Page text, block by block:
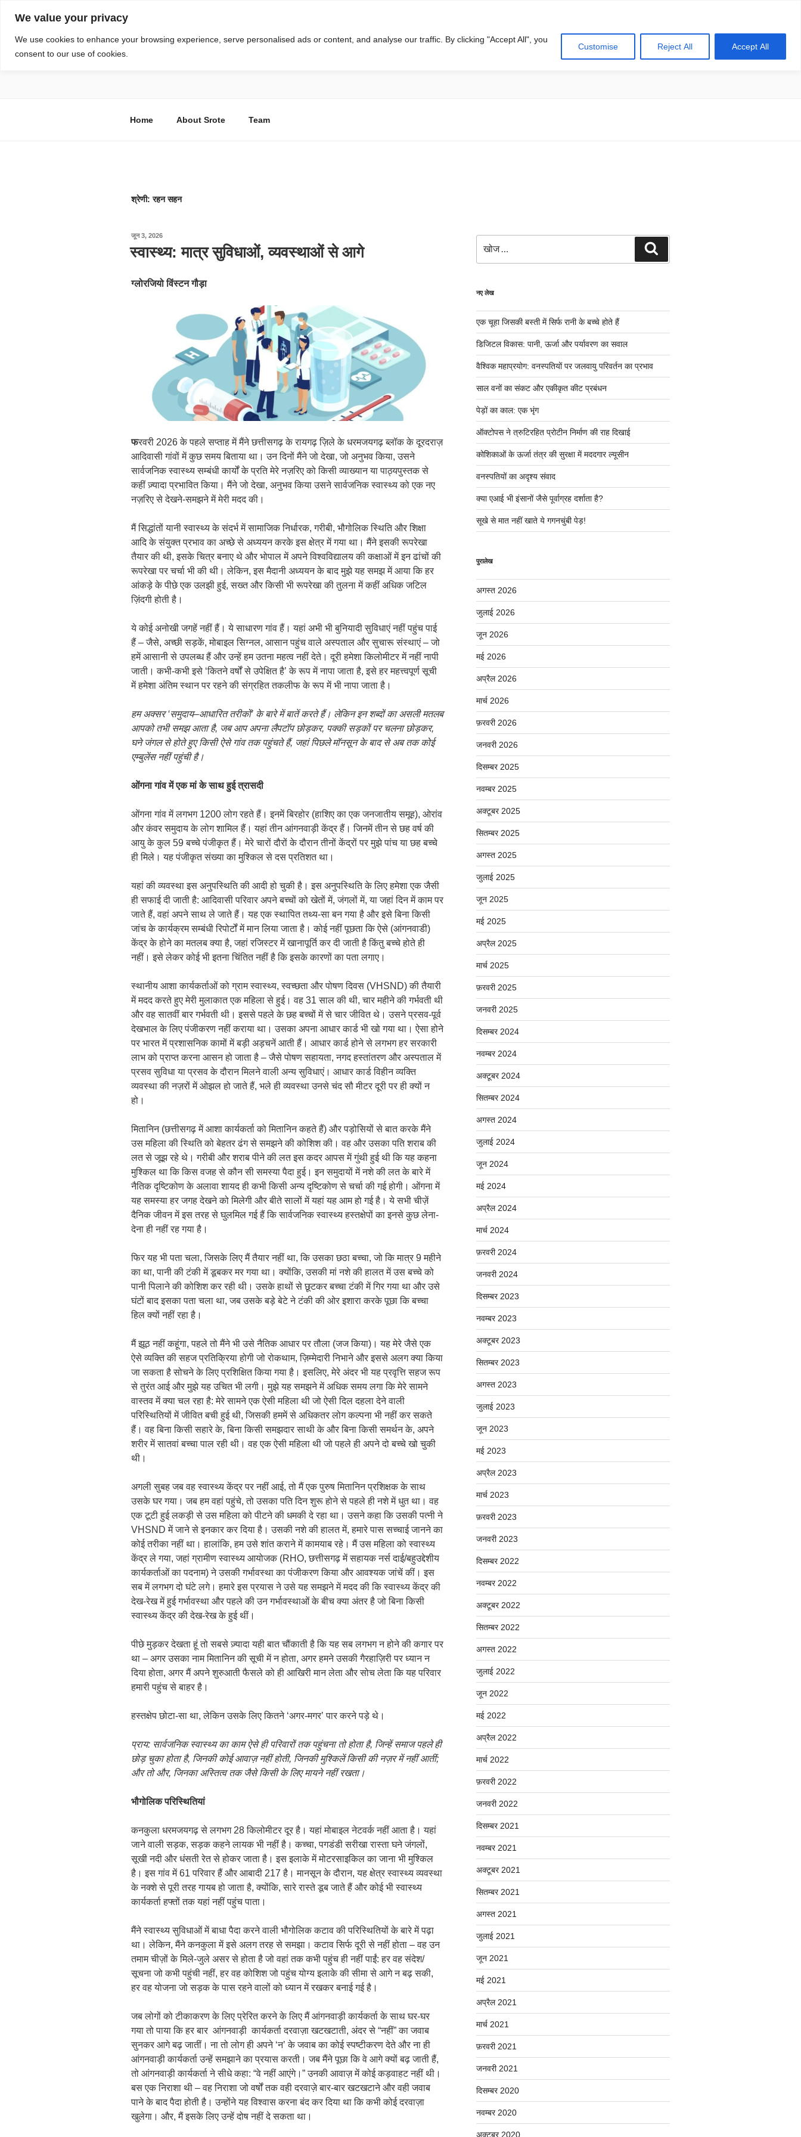
We value your privacy
We use cookies to enhance your browsing experience, serve personalised ads or content, and analyse our traffic. By clicking "Accept All", you
consent to our use of cookies.
Customise Reject All Accept All
स्रोत
Home About Srote Team
श्रेणी:रहन सहन
जून 3, 2026पर
किया
स्वास्थ्य: मात्र सुविधाओं, व्यवस्थाओं से आगे
ग्लोरजियो विंस्टन गौड़ा
फरवरी 2026 के पहले सप्ताह में मैंने छत्तीसगढ़ के रायगढ़ ज़िले के धरमजयगढ़ ब्लॉक के दूरदराज़
आदिवासी गांवों में कुछ समय बिताया था। उन दिनों मैंने जो देखा, जो अनुभव किया, उसने
सार्वजनिक स्वास्थ्य सम्बंधी कार्यों के प्रति मेरे नज़रिए को किसी व्याख्यान या पाठ्यपुस्तक से
कहीं ज़्यादा प्रभावित किया। मैंने जो देखा, अनुभव किया उसने सार्वजनिक स्वास्थ्य को एक नए
नज़रिए से देखने-समझने में मेरी मदद की।
मैं सिद्धांतों यानी स्वास्थ्य के संदर्भ में सामाजिक निर्धारक, गरीबी, भौगोलिक स्थिति और शिक्षा
आदि के संयुक्त प्रभाव का अच्छे से अध्ययन करके इस क्षेत्र में गया था। मैंने इसकी रूपरेखा
तैयार की थी, इसके चित्र बनाए थे और भोपाल में अपने विश्वविद्यालय की कक्षाओं में इन ढांचों की
रूपरेखा पर चर्चा भी की थी। लेकिन, इस मैदानी अध्ययन के बाद मुझे यह समझ में आया कि हर
आंकड़े के पीछे एक उलझी हुई, सख्त और किसी भी रूपरेखा की तुलना में कहीं अधिक जटिल
ज़िंदगी होती है।
ये कोई अनोखी जगहें नहीं हैं। ये साधारण गांव हैं। यहां अभी भी बुनियादी सुविधाएं नहीं पहुंच पाई
हैं – जैसे, अच्छी सड़कें, मोबाइल सिग्नल, आसान पहुंच वाले अस्पताल और सुचारू संस्थाएं – जो
हमें आसानी से उपलब्ध हैं और उन्हें हम उतना महत्व नहीं देते। दूरी हमेशा किलोमीटर में नहीं नापी
जाती। कभी-कभी इसे ‘कितने वर्षों से उपेक्षित है’ के रूप में नापा जाता है, इसे हर महत्त्वपूर्ण सूची
में हमेशा अंतिम स्थान पर रहने की संग्रहित तकलीफ के रूप में भी नापा जाता है।
हम अक्सर‘समुदाय–आधारित तरीकों’ के बारे में बातें करते हैं। लेकिन इन शब्दों का असली मतलब
आपको तभी समझ आता है, जब आप अपना लैपटॉप छोड़कर, पक्की सड़कों पर चलना छोड़कर,
घने जंगल से होते हुए किसी ऐसे गांव तक पहुंचते हैं, जहां पिछले मॉनसून के बाद से अब तक कोई
एम्बुलेंस नहीं पहुंची है।
ओंगना गांव में एक मां के साथ हुई त्रासदी
ओंगना गांव में लगभग 1200 लोग रहते हैं। इनमें बिरहोर (हाशिए का एक जनजातीय समूह), ओरांव
और कंवर समुदाय के लोग शामिल हैं। यहां तीन आंगनवाड़ी केंद्र हैं। जिनमें तीन से छह वर्ष की
आयु के कुल 59 बच्चे पंजीकृत हैं। मेरे चारों दौरों के दौरान तीनों केंद्रों पर मुझे पांच या छह बच्चे
ही मिले। यह पंजीकृत संख्या का मुश्किल से दस प्रतिशत था।
यहां की व्यवस्था इस अनुपस्थिति की आदी हो चुकी है। इस अनुपस्थिति के लिए हमेशा एक जैसी
ही सफाई दी जाती है: आदिवासी परिवार अपने बच्चों को खेतों में, जंगलों में, या जहां दिन में काम पर
जाते हैं, वहां अपने साथ ले जाते हैं। यह एक स्थापित तथ्य-सा बन गया है और इसे बिना किसी
जांच के कार्यक्रम सम्बंधी रिपोर्टों में मान लिया जाता है। कोई नहीं पूछता कि ऐसे (आंगनवाडी)
केंद्र के होने का मतलब क्या है, जहां रजिस्टर में खानापूर्ति कर दी जाती है किंतु बच्चे होते ही
नहीं। इसे लेकर कोई भी इतना चिंतित नहीं है कि इसके कारणों का पता लगाए।
स्थानीय आशा कार्यकर्ताओं को ग्राम स्वास्थ्य, स्वच्छता और पोषण दिवस (VHSND) की तैयारी
में मदद करते हुए मेरी मुलाकात एक महिला से हुई। वह 31 साल की थी, चार महीने की गर्भवती थी
और वह सातवीं बार गर्भवती थी। इससे पहले के छह बच्चों में से चार जीवित थे। उसने प्रसव-पूर्व
देखभाल के लिए पंजीकरण नहीं कराया था। उसका अपना आधार कार्ड भी खो गया था। ऐसा होने
पर भारत में प्रशासनिक कामों में बड़ी अड़चनें आती हैं। आधार कार्ड होने से लगभग हर सरकारी
लाभ को प्राप्त करना आसन हो जाता है – जैसे पोषण सहायता, नगद हस्तांतरण और अस्पताल में
प्रसव सुविधा या प्रसव के दौरान मिलने वाली अन्य सुविधाएं। आधार कार्ड विहीन व्यक्ति
व्यवस्था की नज़रों में ओझल हो जाते हैं, भले ही व्यवस्था उनसे चंद सौ मीटर दूरी पर ही क्यों न
हो।
मितानिन (छत्तीसगढ़ में आशा कार्यकर्ता को मितानिन कहते हैं) और पड़ोसियों से बात करके मैंने
उस महिला की स्थिति को बेहतर ढंग से समझने की कोशिश की। वह और उसका पति शराब की
लत से जूझ रहे थे। गरीबी और शराब पीने की लत इस कदर आपस में गुंथी हुई थी कि यह कहना
मुश्किल था कि किस वजह से कौन सी समस्या पैदा हुई। इन समुदायों में नशे की लत के बारे में
नैतिक दृष्टिकोण के अलावा शायद ही कभी किसी अन्य दृष्टिकोण से चर्चा की गई होगी। ओंगना में
यह समस्या हर जगह देखने को मिलेगी और बीते सालों में यहां यह आम हो गई है। ये सभी चीज़ें
दैनिक जीवन में इस तरह से घुलमिल गई हैं कि सार्वजनिक स्वास्थ्य हस्तक्षेपों का इनसे कुछ लेना-
देना ही नहीं रह गया है।
फिर यह भी पता चला, जिसके लिए मैं तैयार नहीं था, कि उसका छठा बच्चा, जो कि मात्र 9 महीने
का था, पानी की टंकी में डूबकर मर गया था। क्योंकि, उसकी मां नशे की हालत में उस बच्चे को
पानी पिलाने की कोशिश कर रही थी। उसके हाथों से छूटकर बच्चा टंकी में गिर गया था और उसे
घंटों बाद इसका पता चला था, जब उसके बड़े बेटे ने टंकी की ओर इशारा करके पूछा कि बच्चा
हिल क्यों नहीं रहा है।
मैं झूठ नहीं कहूंगा, पहले तो मैंने भी उसे नैतिक आधार पर तौला (जज किया)। यह मेरे जैसे एक
ऐसे व्यक्ति की सहज प्रतिक्रिया होगी जो रोकथाम, ज़िम्मेदारी निभाने और इससे अलग क्या किया
जा सकता है सोचने के लिए प्रशिक्षित किया गया है। इसलिए, मेरे अंदर भी यह प्रवृत्ति सहज रूप
से तुरंत आई और मुझे यह उचित भी लगी। मुझे यह समझने में अधिक समय लगा कि मेरे सामने
वास्तव में क्या चल रहा है: मेरे सामने एक ऐसी महिला थी जो ऐसी दिल दहला देने वाली
परिस्थितियों में जीवित बची हुई थी, जिसकी हममें से अधिकतर लोग कल्पना भी नहीं कर सकते
हैं। वह बिना किसी सहारे के, बिना किसी समझदार साथी के और बिना किसी समर्थन के, अपने
शरीर में सातवां बच्चा पाल रही थी। वह एक ऐसी महिला थी जो पहले ही अपने दो बच्चे खो चुकी
थी।
अगली सुबह जब वह स्वास्थ्य केंद्र पर नहीं आई, तो मैं एक पुरुष मितानिन प्रशिक्षक के साथ
उसके घर गया। जब हम वहां पहुंचे, तो उसका पति दिन शुरू होने से पहले ही नशे में धुत था। वह
एक टूटी हुई लकड़ी से उस महिला को पीटने की धमकी दे रहा था। उसने कहा कि उसकी पत्नी ने
VHSND में जाने से इनकार कर दिया है। उसकी नशे की हालत में, हमारे पास सच्चाई जानने का
कोई तरीका नहीं था। हालांकि, हम उसे शांत कराने में कामयाब रहे। मैं उस महिला को स्वास्थ्य
केंद्र ले गया, जहां ग्रामीण स्वास्थ्य आयोजक (RHO, छत्तीसगढ़ में सहायक नर्स दाई/बहुउद्देशीय
कार्यकर्ताओं का पदनाम) ने उसकी गर्भावस्था का पंजीकरण किया और आवश्यक जांचें कीं। इस
सब में लगभग दो घंटे लगे। हमारे इस प्रयास ने उसे यह समझने में मदद की कि स्वास्थ्य केंद्र की
देख-रेख में हुई गर्भावस्था और पहले की उन गर्भावस्थाओं के बीच क्या अंतर है जो बिना किसी
स्वास्थ्य केंद्र की देख-रेख के हुई थीं।
पीछे मुड़कर देखता हूं तो सबसे ज़्यादा यही बात चौंकाती है कि यह सब लगभग न होने की कगार पर
था – अगर उसका नाम मितानिन की सूची में न होता, अगर हमने उसकी गैरहाज़िरी पर ध्यान न
दिया होता, अगर मैं अपने शुरुआती फैसले को ही आखिरी मान लेता और सोच लेता कि यह परिवार
हमारी पहुंच से बाहर है।
हस्तक्षेप छोटा-सा था, लेकिन उसके लिए कितने ‘अगर-मगर’ पार करने पड़े थे।
प्राय: सार्वजनिक स्वास्थ्य का काम ऐसे ही परिवारों तक पहुंचना तो होता है, जिन्हें समाज पहले ही
छोड़ चुका होता है, जिनकी कोई आवाज़ नहीं होती, जिनकी मुश्किलें किसी की नज़र में नहीं आतीं;
और तो और, जिनका अस्तित्व तक जैसे किसी के लिए मायने नहीं रखता।
भौगोलिक परिस्थितियां
कनकुला धरमजयगढ़ से लगभग 28 किलोमीटर दूर है। यहां मोबाइल नेटवर्क नहीं आता है। यहां
जाने वाली सड़क, सड़क कहने लायक भी नहीं है। कच्चा, पगडंडी सरीखा रास्ता घने जंगलों,
सूखी नदी और धंसती रेत से होकर जाता है। इस इलाके में मोटरसाइकिल का जाना भी मुश्किल
है। इस गांव में 61 परिवार हैं और आबादी 217 है। मानसून के दौरान, यह क्षेत्र स्वास्थ्य व्यवस्था
के नक्शे से पूरी तरह गायब हो जाता है, क्योंकि, सारे रास्ते डूब जाते हैं और कोई भी स्वास्थ्य
कार्यकर्ता हफ्तों तक यहां नहीं पहुंच पाता।
मैंने स्वास्थ्य सुविधाओं में बाधा पैदा करने वाली भौगोलिक कटाव की परिस्थितियों के बारे में पढ़ा
था। लेकिन, मैंने कनकुला में इसे अलग तरह से समझा। कटाव सिर्फ दूरी से नहीं होता – वह उन
तमाम चीज़ों के मिले-जुले असर से होता है जो वहां तक कभी पहुंच ही नहीं पाईं: हर वह संदेश/
सूचना जो कभी पहुंची नहीं, हर वह कोशिश जो पहुंच योग्य इलाके की सीमा से आगे न बढ़ सकी,
हर वह योजना जो सड़क के पास रहने वालों को ध्यान में रखकर बनाई गई है।
जब लोगों को टीकाकरण के लिए प्रेरित करने के लिए मैं आंगनवाड़ी कार्यकर्ता के साथ घर-घर
गया तो पाया कि हर बार आंगनवाड़ी कार्यकर्ता दरवाज़ा खटखटाती, अंदर से “नहीं” का जवाब
सुनकर आगे बढ़ जातीं। ना तो लोग ही अपने ‘न’ के जवाब का कोई स्पष्टीकरण देते और ना ही
आंगनवाड़ी कार्यकर्ता उन्हें समझाने का प्रयास करती। जब मैंने पूछा कि वे आगे क्यों बढ़ जाती हैं,
तो आंगनवाड़ी कार्यकर्ता ने सीधे कहा: “वे नहीं आएंगे।” उनकी आवाज़ में कोई कड़वाहट नहीं थी।
बस एक निराशा थी – वह निराशा जो वर्षों तक वही दरवाज़े बार-बार खटखटाने और वही जवाब
पाने के बाद पैदा होती है। उन्होंने यह विश्वास करना बंद कर दिया था कि कभी कोई दरवाज़ा
खुलेगा। और, मैं इसके लिए उन्हें दोष नहीं दे सकता था।
नए लेख
एक चूहा जिसकी बस्ती में सिर्फ रानी के बच्चे होते हैं
डिजिटल विकास: पानी, ऊर्जा और पर्यावरण का सवाल
वैश्विक महाप्रयोग: वनस्पतियों पर जलवायु परिवर्तन का प्रभाव
साल वनों का संकट और एकीकृत कीट प्रबंधन
पेड़ों का काल: एक भृंग
ऑक्टोपस ने त्रुटिरहित प्रोटीन निर्माण की राह दिखाई
कोशिकाओं के ऊर्जा तंत्र की सुरक्षा में मददगार ल्यूसीन
वनस्पतियों का अदृश्य संवाद
क्या एआई भी इंसानों जैसे पूर्वाग्रह दर्शाता है?
सूखे से मात नहीं खाते ये गगनचुंबी पेड़!
पुरालेख
अगस्त 2026
जुलाई 2026
जून 2026
मई 2026
अप्रैल 2026
मार्च 2026
फ़रवरी 2026
जनवरी 2026
दिसम्बर 2025
नवम्बर 2025
अक्टूबर 2025
सितम्बर 2025
अगस्त 2025
जुलाई 2025
जून 2025
मई 2025
अप्रैल 2025
मार्च 2025
फ़रवरी 2025
जनवरी 2025
दिसम्बर 2024
नवम्बर 2024
अक्टूबर 2024
सितम्बर 2024
अगस्त 2024
जुलाई 2024
जून 2024
मई 2024
अप्रैल 2024
मार्च 2024
फ़रवरी 2024
जनवरी 2024
दिसम्बर 2023
नवम्बर 2023
अक्टूबर 2023
सितम्बर 2023
अगस्त 2023
जुलाई 2023
जून 2023
मई 2023
अप्रैल 2023
मार्च 2023
फ़रवरी 2023
जनवरी 2023
दिसम्बर 2022
नवम्बर 2022
अक्टूबर 2022
सितम्बर 2022
अगस्त 2022
जुलाई 2022
जून 2022
मई 2022
अप्रैल 2022
मार्च 2022
फ़रवरी 2022
जनवरी 2022
दिसम्बर 2021
नवम्बर 2021
अक्टूबर 2021
सितम्बर 2021
अगस्त 2021
जुलाई 2021
जून 2021
मई 2021
अप्रैल 2021
मार्च 2021
फ़रवरी 2021
जनवरी 2021
दिसम्बर 2020
नवम्बर 2020
अक्टूबर 2020